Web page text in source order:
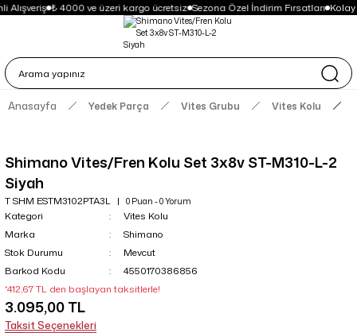
Alışveriş ₺ 4000 ve üzeri kargo ücretsiz Sezona Özel İndirim Fırsatları Kolay
Anasayfa Yedek Parça Vites Grubu Vites Kolu
Shimano Vites/Fren Kolu Set 3x8v ST-M310-L-2
Siyah
T SHM ESTM3102PTA3L 0 Puan - 0 Yorum
Kategori
Vites Kolu
Marka
Shimano
Stok Durumu
Mevcut
Barkod Kodu
4550170386856
*412,67 TL den başlayan taksitlerle!
3.095,00 TL
Taksit Seçenekleri